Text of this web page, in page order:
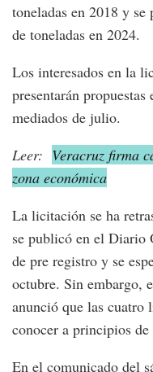
toneladas en 2018 y
de toneladas en 2024.
Los interesados en la
presentarán
mediados de julio.
Leer: Veracruz firma
zona económica
La licitación se ha
se publicó en el Diario
de pre registro y se
octubre. Sin embargo,
anunció que las cuatro
conocer a principios
En el comunicado del